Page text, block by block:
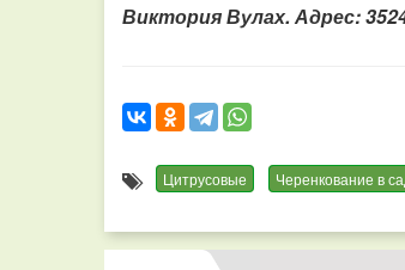
Виктория Вулах. Адрес:
Цитрусовые Черенкование в